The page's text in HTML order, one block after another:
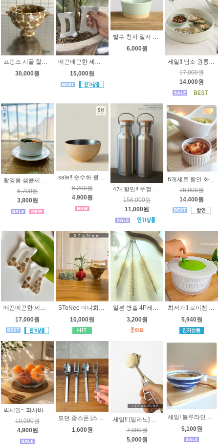
30,000원
15,000원
발수 청자 일자 밥공기 - 한국 고급 도자기 밥그릇
6,000원
17,000원
14,000원
6,700원
3,800원
sale!! 순수화 블랙 공기 [국내산 고급 도자기] 밥그릇
6,200원
4,900원
156,000원
11,000원
18,000원
14,400원
17,000원
10,000원
3,200원
5,940원
빅세일~ 파사바체 쉐프볼 30cm 큰유리볼 유리그릇 믹싱볼 베이킹 요리볼 파티그릇 부페그릇
10,000원
4,900원
1,600원
세일!! [밀라노] 스텐 아이스크림 스쿱 지름5.5cm, 스쿠프 젤라또주걱 업소용
7,000원
5,000원
5,100원